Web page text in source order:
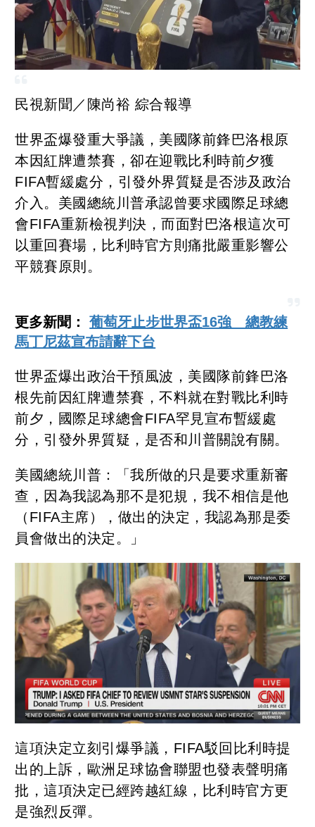
民視新聞／陳尚裕 綜合報導
世界盃爆發重大爭議，美國隊前鋒巴洛根原
本因紅牌遭禁賽，卻在迎戰比利時前夕獲
FIFA暫緩處分，引發外界質疑是否涉及政治
介入。美國總統川普承認曾要求國際足球總
會FIFA重新檢視判決，而面對巴洛根這次可
以重回賽場，比利時官方則痛批嚴重影響公
平競賽原則。
更多新聞：葡萄牙止步世界盃16強 總教練
馬丁尼茲宣布請辭下台
世界盃爆出政治干預風波，美國隊前鋒巴洛
根先前因紅牌遭禁賽，不料就在對戰比利時
前夕，國際足球總會FIFA罕見宣布暫緩處
分，引發外界質疑，是否和川普關說有關。
美國總統川普：「我所做的只是要求重新審
查，因為我認為那不是犯規，我不相信是他
（FIFA主席），做出的決定，我認為那是委
員會做出的決定。」
這項決定立刻引爆爭議，FIFA駁回比利時提
出的上訴，歐洲足球協會聯盟也發表聲明痛
批，這項決定已經跨越紅線，比利時官方更
是強烈反彈。